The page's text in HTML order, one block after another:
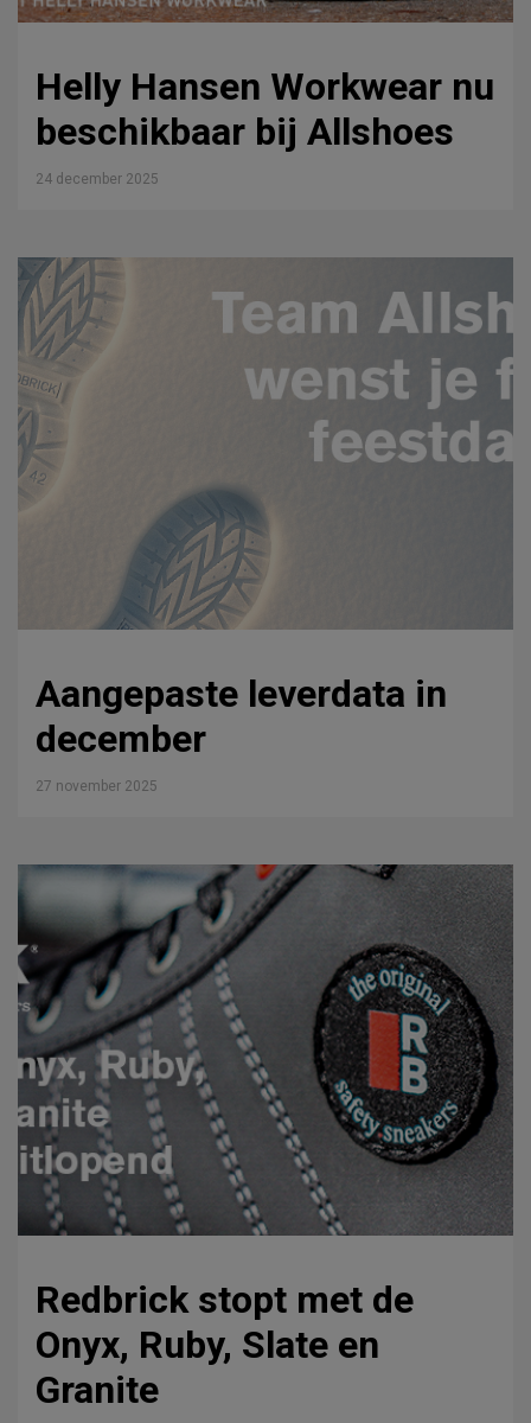
Helly Hansen Workwear nu
beschikbaar bij Allshoes
24 december 2025
Aangepaste leverdata in
december
27 november 2025
Redbrick stopt met de
Onyx, Ruby, Slate en
Granite